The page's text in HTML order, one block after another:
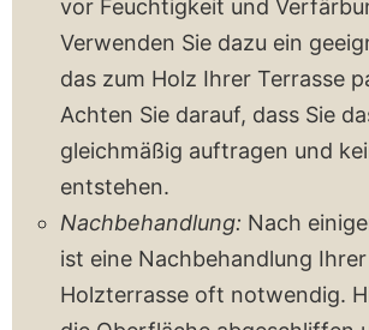
vor Feuchtigkeit und
Verwenden Sie dazu ein
das zum Holz Ihrer Terrasse
Achten Sie darauf, dass Sie
gleichmäßig auftragen und
entstehen.
Nachbehandlung: Nach
ist eine Nachbehandlung Ihrer
Holzterrasse oft notwendig.